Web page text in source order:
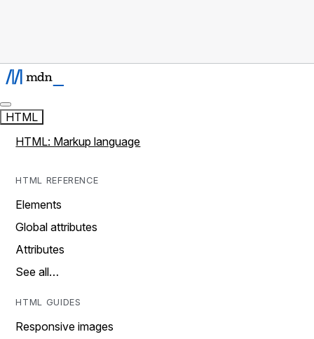
HTML
HTML: Markup language
HTML REFERENCE
Elements
Global attributes
Attributes
See all…
HTML GUIDES
Responsive images